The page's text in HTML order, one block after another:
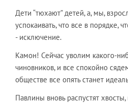
Дети “тюхают” детей, а, мы,
успокаивать, что все в порядке,
- исключение.
Камон! Сейчас уволим какого-
чиновников, и все спокойно
обществе все опять станет
Павлины вновь распустят